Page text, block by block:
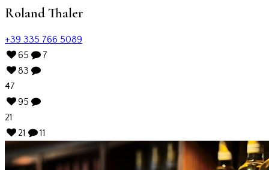
Roland Thaler
+39 335 766 5089
65
7
83
47
95
21
21
11